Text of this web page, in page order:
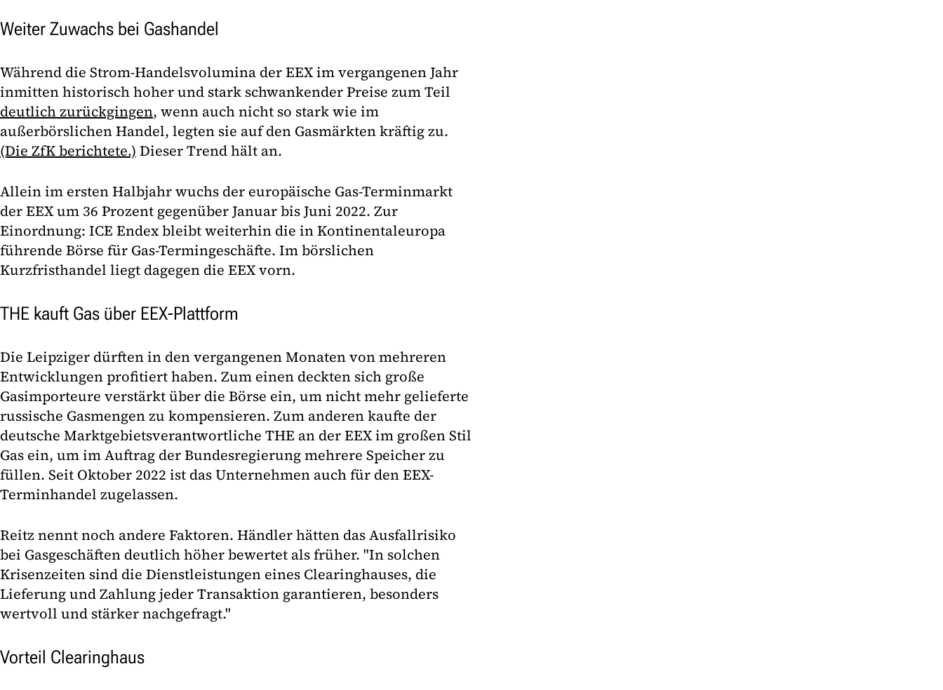
Weiter Zuwachs bei Gashandel
Während die Strom-Handelsvolumina der EEX im vergangenen Jahr
inmitten historisch hoher und stark schwankender Preise zum Teil
deutlich zurückgingen, wenn auch nicht so stark wie im
außerbörslichen Handel, legten sie auf den Gasmärkten kräftig zu.
(Die ZfK berichtete.) Dieser Trend hält an.
Allein im ersten Halbjahr wuchs der europäische Gas-Terminmarkt
der EEX um 36 Prozent gegenüber Januar bis Juni 2022. Zur
Einordnung: ICE Endex bleibt weiterhin die in Kontinentaleuropa
führende Börse für Gas-Termingeschäfte. Im börslichen
Kurzfristhandel liegt dagegen die EEX vorn.
THE kauft Gas über EEX-Plattform
Die Leipziger dürften in den vergangenen Monaten von mehreren
Entwicklungen profitiert haben. Zum einen deckten sich große
Gasimporteure verstärkt über die Börse ein, um nicht mehr gelieferte
russische Gasmengen zu kompensieren. Zum anderen kaufte der
deutsche Marktgebietsverantwortliche THE an der EEX im großen Stil
Gas ein, um im Auftrag der Bundesregierung mehrere Speicher zu
füllen. Seit Oktober 2022 ist das Unternehmen auch für den EEX-
Terminhandel zugelassen.
Reitz nennt noch andere Faktoren. Händler hätten das Ausfallrisiko
bei Gasgeschäften deutlich höher bewertet als früher. "In solchen
Krisenzeiten sind die Dienstleistungen eines Clearinghauses, die
Lieferung und Zahlung jeder Transaktion garantieren, besonders
wertvoll und stärker nachgefragt."
Vorteil Clearinghaus